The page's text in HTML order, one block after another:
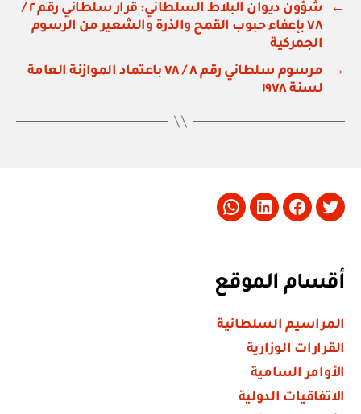
←
شؤون ديوان البلاط السلطاني: قرار سلطاني رقم ٢ /
٧٨ بإعفاء حبوب القمح والذرة والشعير من الرسوم
الجمركية
→
مرسوم سلطاني رقم ٨ / ٧٨ باعتماد الموازنة العامة
لسنة ١٩٧٨
Twitter
Facebook
LinkedIn
Whatsapp
أقسام الموقع
المراسيم السلطانية
القرارات الوزارية
الأوامر السامية
الاتفاقيات الدولية